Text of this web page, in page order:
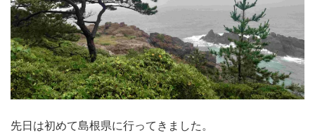
先日は初めて島根県に行ってきました。